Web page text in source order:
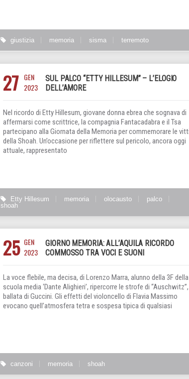
giustizia memoria sisma terremoto
27 GEN
2023
SUL PALCO “ETTY HILLESUM” – L’ELOGIO
DELL’AMORE
Nel ricordo di Etty Hillesum, giovane donna ebrea che sognava di
affermarsi come scrittrice, la compagnia Fantacadabra e il Tsa
partecipano alla Giornata della Memoria per commemorare le
della Shoah. Un’occasione per riflettere sul pericolo, ancora oggi
attuale, rappresentato
Etty Hillesum memoria olocausto
palco
shoah
25 GEN
2023
GIORNO MEMORIA: ALL’AQUILA RICORDO
COMMOSSO TRA VOCI E SUONI
La voce flebile, ma decisa, di Lorenzo Marra, alunno della 3F della
scuola media ‘Dante Alighieri’, ripercorre le strofe di
ballata di Guccini. Gli effetti del violoncello di Flavia Massimo
evocano quell’atmosfera tetra e sospesa tipica di qualsiasi
canzoni memoria shoah